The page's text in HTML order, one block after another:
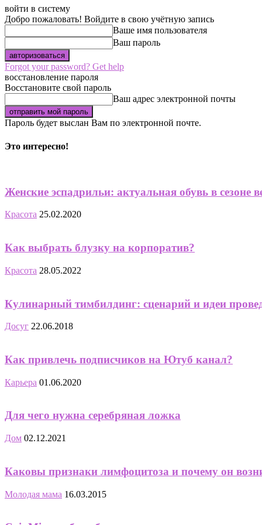
войти в систему
Добро пожаловать! Войдите в свою учётную запись
Ваше имя пользователя
Ваш пароль
Forgot your password? Get help
восстановление пароля
Восстановите свой пароль
Ваш адрес электронной почты
Пароль будет выслан Вам по электронной почте.
Это интересно!
Женские эспадрильи: актуальная обувь в сезоне
Красота 25.02.2020
Как выбрать блузку на корпоратив?
Красота 28.05.2022
Кулинарный тимбилдинг: сценарий и идеи
Досуг 22.06.2018
Как привлечь подписчиков на Ютуб канал?
Карьера 01.06.2020
Для чего нужна серебряная ложка
Дом 02.12.2021
Каковы признаки лимфоцитоза и почему он
Молодая мама 16.03.2015